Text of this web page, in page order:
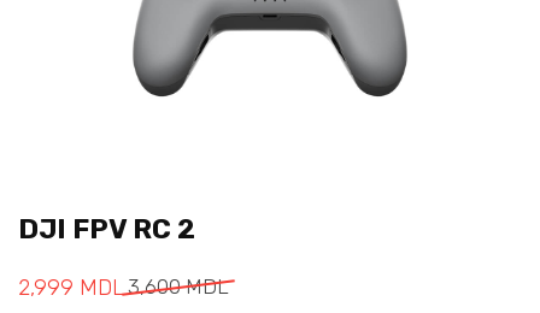
DJI FPV RC 2
3,600MDL
2,999 MDL